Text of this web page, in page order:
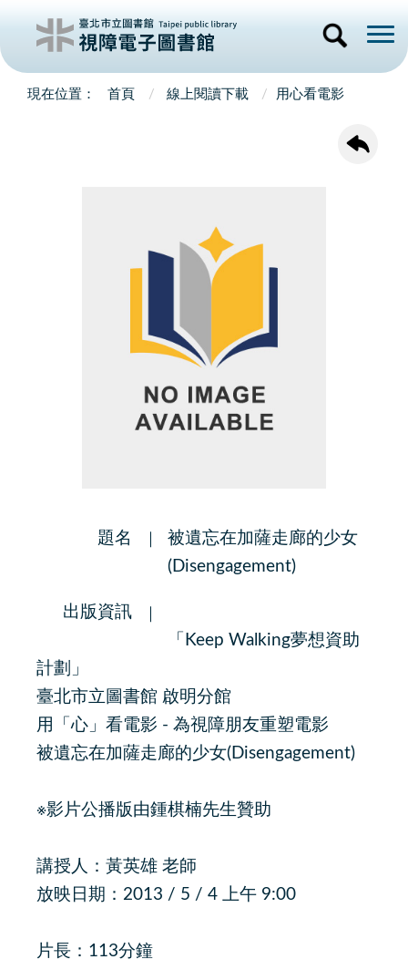
首頁 線上閱讀下載 用心看電影
題名
被遺忘在加薩走廊的少女
(Disengagement)
出版資訊
「Keep Walking夢想資助
計劃」
臺北市立圖書館 啟明分館
用「心」看電影 - 為視障朋友重塑電影
被遺忘在加薩走廊的少女(Disengagement)
※影片公播版由鍾棋楠先生贊助
講授人：黃英雄 老師
放映日期：2013 / 5 / 4 上午 9:00
片長：113分鐘